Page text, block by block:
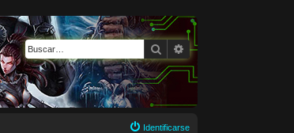
BuscarBúsqueda avanzada
Identificarse